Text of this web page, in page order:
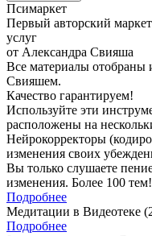
Псимаркет
Первый авторский
услуг
от Александра Свияша
Все материалы
Свияшем.
Качество гарантируем!
Используйте эти
расположены на
Нейрокорректоры
изменения своих
Вы только слушаете
изменения. Более 100 тем!
Подробнее
Медитации в Видеотеке
Подробнее